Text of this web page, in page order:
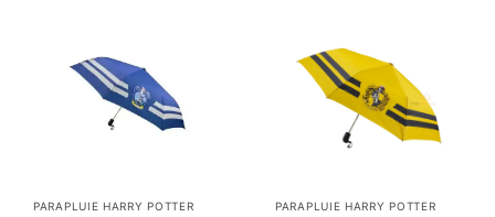
PARAPLUIE HARRY POTTER PARAPLUIE HARRY POTTER